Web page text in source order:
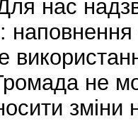
нас
не
зміни